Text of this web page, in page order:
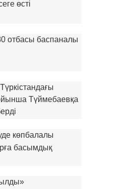
өсті
отбасы баспаналы
Түймебаевқа
көпбалалы
басымдық